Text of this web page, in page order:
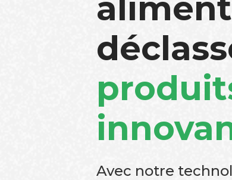
Avec notre